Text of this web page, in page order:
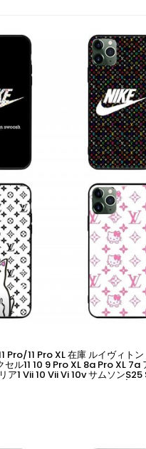
Pro/11 Pro XL 在庫 ルイヴィトン
セル11 10 9 Pro XL 8a Pro XL 7a
ア1 Vii 10 Vii Vi 10v サムソン
ンド Galaxya55 A54 S23/S24
ナイキ Nike